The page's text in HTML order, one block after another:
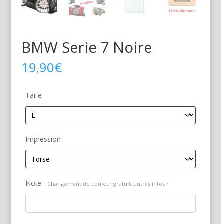
BMW Serie 7 Noire
19,90€
Taille
Impression
Note : Changement de couleur gratuit, autres infos ?